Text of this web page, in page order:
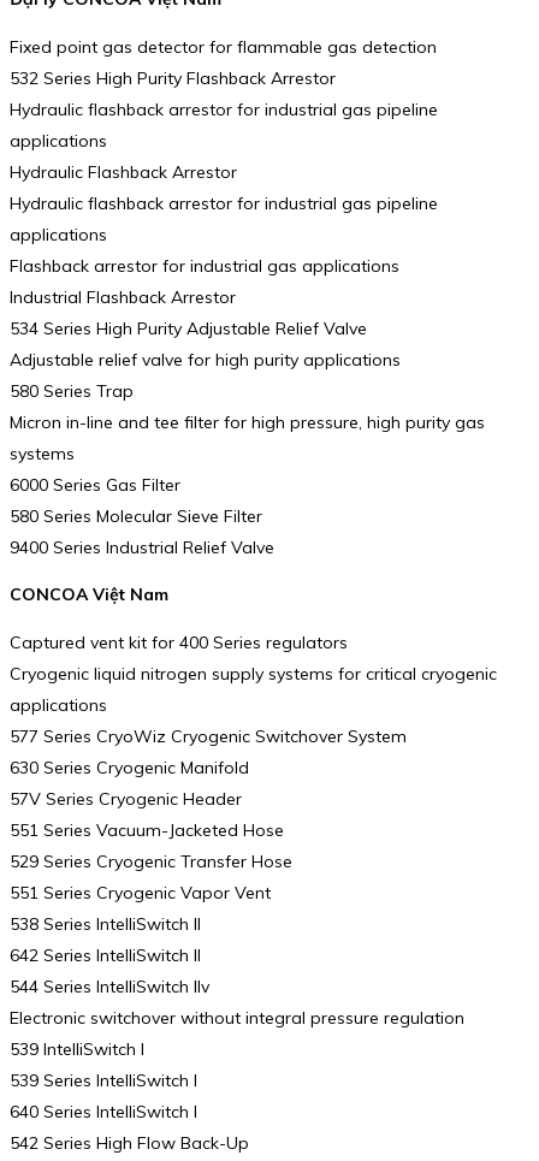
Fixed point gas detector for flammable gas detection
532 Series High Purity Flashback Arrestor
Hydraulic flashback arrestor for industrial gas pipeline
applications
Hydraulic Flashback Arrestor
Hydraulic flashback arrestor for industrial gas pipeline
applications
Flashback arrestor for industrial gas applications
Industrial Flashback Arrestor
534 Series High Purity Adjustable Relief Valve
Adjustable relief valve for high purity applications
580 Series Trap
Micron in-line and tee filter for high pressure, high purity gas
systems
6000 Series Gas Filter
580 Series Molecular Sieve Filter
9400 Series Industrial Relief Valve
CONCOA Việt Nam
Captured vent kit for 400 Series regulators
Cryogenic liquid nitrogen supply systems for critical cryogenic
applications
577 Series CryoWiz Cryogenic Switchover System
630 Series Cryogenic Manifold
57V Series Cryogenic Header
551 Series Vacuum-Jacketed Hose
529 Series Cryogenic Transfer Hose
551 Series Cryogenic Vapor Vent
538 Series IntelliSwitch II
642 Series IntelliSwitch II
544 Series IntelliSwitch IIv
Electronic switchover without integral pressure regulation
539 IntelliSwitch I
539 Series IntelliSwitch I
640 Series IntelliSwitch I
542 Series High Flow Back-Up